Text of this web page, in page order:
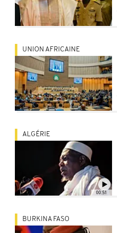
UNION AFRICAINE
00:51
ALGÉRIE
BURKINA FASO